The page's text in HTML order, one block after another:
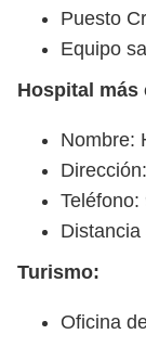
Puesto
Equipo
Hospital más
Nombre:
Turismo:
Oficina